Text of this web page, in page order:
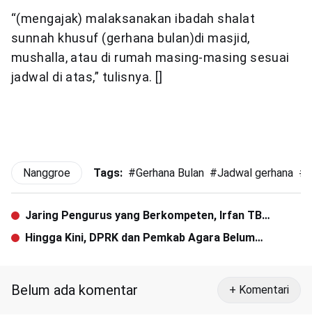
“(mengajak) malaksanakan ibadah shalat
sunnah khusuf (gerhana bulan)di masjid,
mushalla, atau di rumah masing-masing sesuai
jadwal di atas,” tulisnya. []
Nanggroe Tags: #Gerhana Bulan #Jadwal gerhana #
Jaring Pengurus yang Berkompeten, Irfan TB
Pantau Seleksi MPD Aceh Jaya
Hingga Kini, DPRK dan Pemkab Agara Belum
Belum ada komentar + Komentari